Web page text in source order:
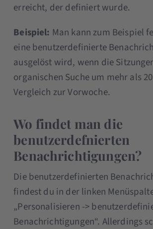
erreicht, der definiert wurde.
Beispiel: Man kann zum Beispiel
eine benutzerdefinierte
ausgelöst wird, wenn die
organischen Suche um mehr als
Vergleich zur Vorwoche.
Wo findet man die
benutzerdefnierten
Benachrichtigungen?
Die benutzerdefinierten
findest du in der linken
„Personalisieren ->
Benachrichtigungen“. Allerdings